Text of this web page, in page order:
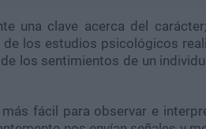
una clave acerca del
de los estudios psicológicos
los sentimientos de un
fácil para observar e